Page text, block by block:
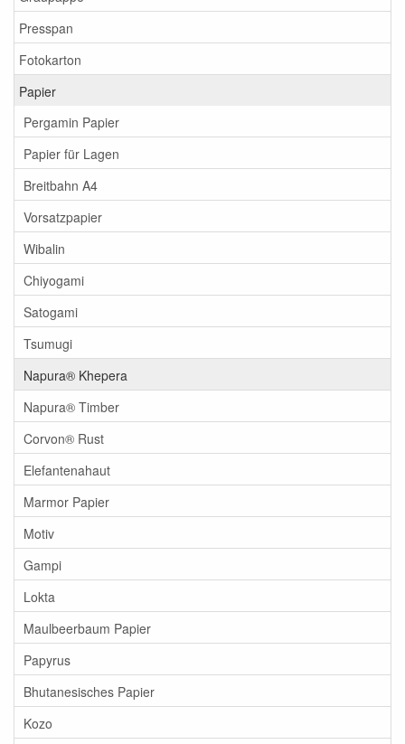
Presspan
Fotokarton
Papier
Pergamin Papier
Papier für Lagen
Breitbahn A4
Vorsatzpapier
Wibalin
Chiyogami
Satogami
Tsumugi
Napura® Khepera
Napura® Timber
Corvon® Rust
Elefantenahaut
Marmor Papier
Motiv
Gampi
Lokta
Maulbeerbaum Papier
Papyrus
Bhutanesisches Papier
Kozo